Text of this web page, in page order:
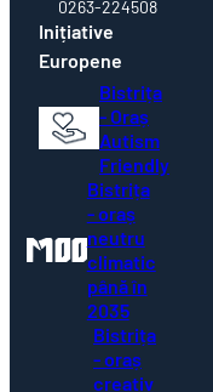
Europene
Bistrița
- Oraș
Autism
Friendly
Bistrița
- oraș
neutru
climatic
până în
2035
Bistrița
- oraș
creativ
UNESCO